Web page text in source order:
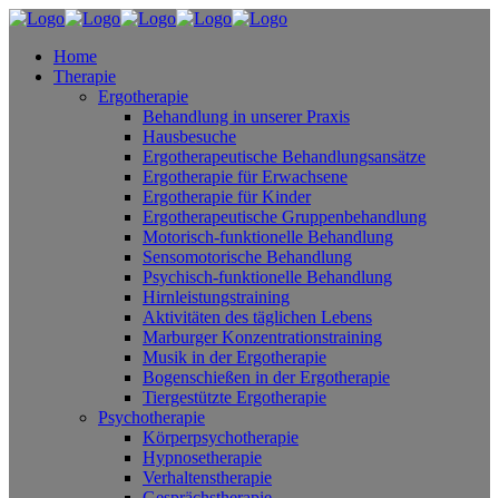
Home
Therapie
Ergotherapie
Behandlung in unserer Praxis
Hausbesuche
Ergotherapeutische Behandlungsansätze
Ergotherapie für Erwachsene
Ergotherapie für Kinder
Ergotherapeutische Gruppenbehandlung
Motorisch-funktionelle Behandlung
Sensomotorische Behandlung
Psychisch-funktionelle Behandlung
Hirnleistungstraining
Aktivitäten des täglichen Lebens
Marburger Konzentrationstraining
Musik in der Ergotherapie
Bogenschießen in der Ergotherapie
Tiergestützte Ergotherapie
Psychotherapie
Körperpsychotherapie
Hypnosetherapie
Verhaltenstherapie